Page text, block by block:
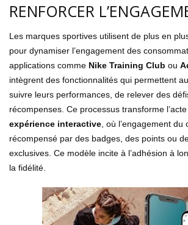
RENFORCER
Les marques sportives utilisent de plus en
pour dynamiser l’engagement des
applications comme Nike Training Club ou
intègrent des fonctionnalités qui permettent
suivre leurs performances, de relever des
récompenses. Ce processus transforme
expérience interactive, où l’engagement du
récompensé par des badges, des points ou
exclusives. Ce modèle incite à l’adhésion à
la fidélité.